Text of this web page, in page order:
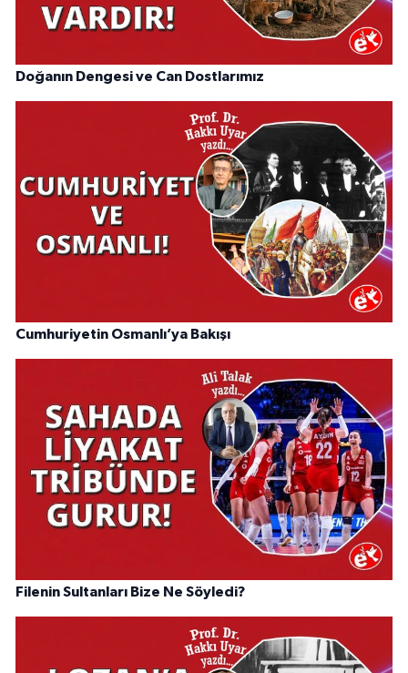
Doğanın Dengesi ve Can Dostlarımız
Cumhuriyetin Osmanlı’ya Bakışı
Filenin Sultanları Bize Ne Söyledi?